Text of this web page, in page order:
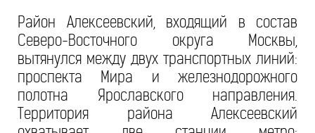
Район Алексеевский, входящий в состав
Северо-Восточного округа Москвы,
вытянулся между двух транспортных линий:
проспекта Мира и железнодорожного
полотна Ярославского направления.
Территория района Алексеевский